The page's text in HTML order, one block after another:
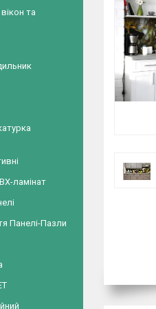
та
ламінат
Панелі-Пазли